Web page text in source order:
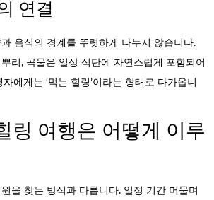
연결
음식의 경계를 뚜렷하게 나누지 않습니다.
리, 곡물은 일상 식단에 자연스럽게 포함되어
에게는 ‘먹는 힐링’이라는 형태로 다가옵니
링 여행은 어떻게 이루
을 찾는 방식과 다릅니다. 일정 기간 머물며